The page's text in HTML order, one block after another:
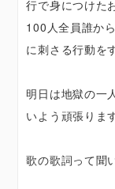
行で身につけた
100人全員誰か
に刺さる行動を
明日は地獄の一
いよう頑張ります
歌の歌詞って聞